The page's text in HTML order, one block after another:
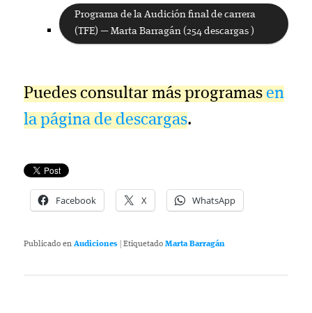
Programa de la Audición final de carrera
(TFE) — Marta Barragán (254 descargas )
Puedes consultar más programasen
la página de descargas.
Facebook X WhatsApp
Publicado en Audiciones |Etiquetado Marta Barragán